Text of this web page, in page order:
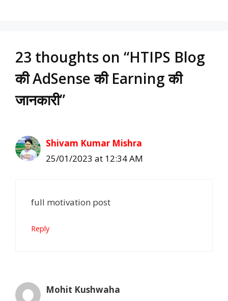
23 thoughts on “HTIPS Blog
की AdSense की Earning की
जानकारी”
Shivam Kumar Mishra
25/01/2023 at 12:34 AM
full motivation post
Reply
Mohit Kushwaha